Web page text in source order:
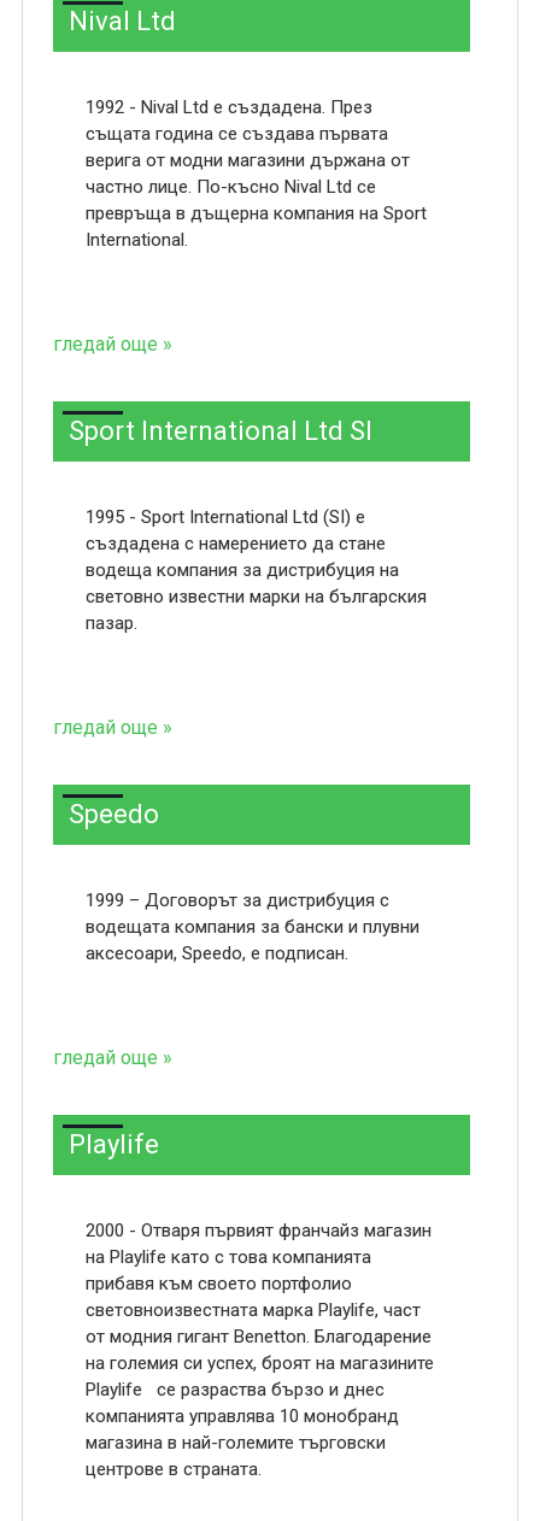
Nival Ltd
1992 - Nival Ltd е създадена. През
същата година се създава първата
верига от модни магазини държана от
частно лице. По-късно Nival Ltd се
превръща в дъщерна компания на Sport
International.
гледай още »
Sport International Ltd SI
1995 - Sport International Ltd (SI) е
създадена с намерението да стане
водеща компания за дистрибуция на
световно известни марки на българския
пазар.
гледай още »
Speedo
1999 – Договорът за дистрибуция с
водещата компания за бански и плувни
аксесоари, Speedo, е подписан.
гледай още »
Playlife
2000 - Отваря първият франчайз магaзин
на Playlife като с това компанията
прибавя към своето портфолио
световноизвестната марка Playlife, част
от модния гигант Benetton. Благодарение
на големия си успех, броят на магазините
Playlife се разраства бързо и днес
компанията управлява 10 монобранд
магазина в най-големите търговски
центрове в страната.